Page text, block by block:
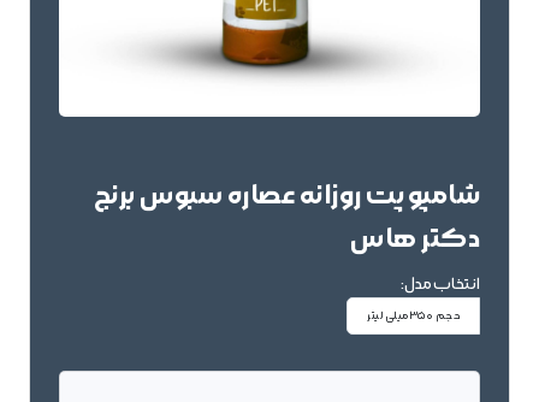
شامپو پت روزانه عصاره سبوس برنج
دکتر هاس
انتخاب مدل:
حجم 350میلی لیتر